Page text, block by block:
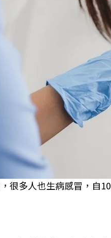
很多人也生病感冒，自